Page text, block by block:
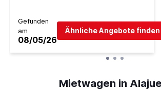
Gefunden
am
08/05/26
Ähnliche Angebote finden
Mietwagen in